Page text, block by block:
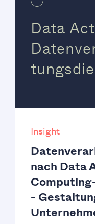
Data
Insight
nach Data
-